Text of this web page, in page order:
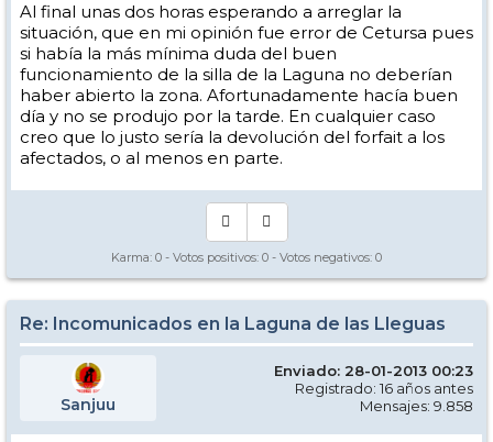
Al final unas dos horas esperando a arreglar la
situación, que en mi opinión fue error de Cetursa pues
si había la más mínima duda del buen
funcionamiento de la silla de la Laguna no deberían
haber abierto la zona. Afortunadamente hacía buen
día y no se produjo por la tarde. En cualquier caso
creo que lo justo sería la devolución del forfait a los
afectados, o al menos en parte.
Karma: 0 - Votos positivos: 0 - Votos negativos: 0
Re: Incomunicados en la Laguna de las Lleguas
Sanjuu
Enviado: 28-01-2013 00:23
Registrado: 16 años antes
Mensajes: 9.858